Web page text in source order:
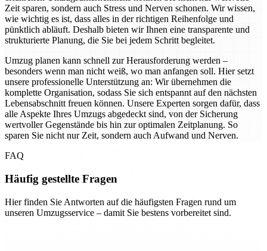
Zeit sparen, sondern auch Stress und Nerven schonen. Wir wissen,
wie wichtig es ist, dass alles in der richtigen Reihenfolge und
pünktlich abläuft. Deshalb bieten wir Ihnen eine transparente und
strukturierte Planung, die Sie bei jedem Schritt begleitet.
Umzug planen kann schnell zur Herausforderung werden –
besonders wenn man nicht weiß, wo man anfangen soll. Hier setzt
unsere professionelle Unterstützung an: Wir übernehmen die
komplette Organisation, sodass Sie sich entspannt auf den nächsten
Lebensabschnitt freuen können. Unsere Experten sorgen dafür, dass
alle Aspekte Ihres Umzugs abgedeckt sind, von der Sicherung
wertvoller Gegenstände bis hin zur optimalen Zeitplanung. So
sparen Sie nicht nur Zeit, sondern auch Aufwand und Nerven.
FAQ
Häufig gestellte Fragen
Hier finden Sie Antworten auf die häufigsten Fragen rund um
unseren Umzugsservice – damit Sie bestens vorbereitet sind.